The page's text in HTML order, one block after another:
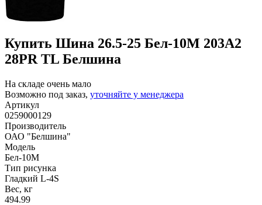
Купить Шина 26.5-25 Бел-10М 203А2
28PR TL Белшина
На складе очень мало
Возможно под заказ, уточняйте у менеджера
Артикул
0259000129
Производитель
ОАО "Белшина"
Модель
Бел-10М
Тип рисунка
Гладкий L-4S
Вес, кг
494.99